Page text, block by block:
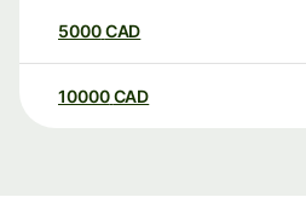
5000CAD
10000 CAD